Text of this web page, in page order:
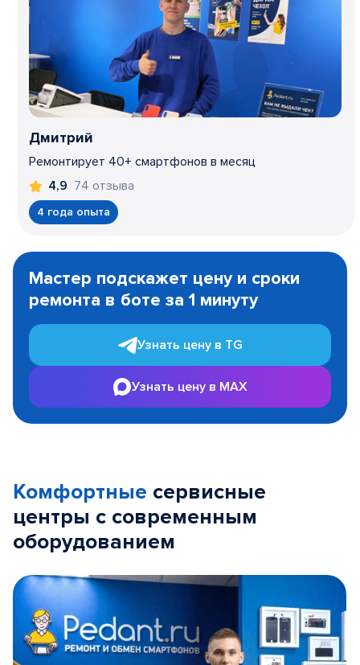
Дмитрий
Ремонтирует 40+ смартфонов в месяц
4,9 74 отзыва
4 года опыта
1
Мастер подскажет цену и сроки
ремонта в боте за 1 минуту
Узнать цену в TG
Узнать цену в MAX
Комфортные сервисные
центры с современным
оборудованием